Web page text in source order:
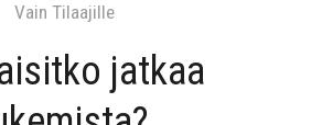
Vain Tilaa­jil­le
jat­kaa